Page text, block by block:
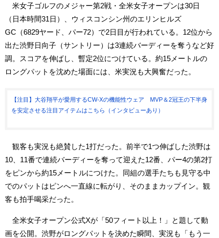
米女子ゴルフのメジャー第2戦・全米女子オープンは30日
（日本時間31日）、ウィスコンシン州のエリンヒルズ
GC（6829ヤード、パー72）で2日目が行われている。12位から
出た渋野日向子（サントリー）は3連続バーディーを奪うなど好
調。スコアを伸ばし、暫定2位につけている。約15メートルの
ロングパットを沈めた場面には、米実況も大興奮だった。
【注目】大谷翔平が愛用するCW-Xの機能性ウェア MVP＆2冠王の下半身
を安定させる注目アイテムはこちら（インタビューあり）
観客も実況も絶賛した1打だった。前半で1つ伸ばした渋野は
10、11番で連続バーディーを奪って迎えた12番、パー4の第2打
をピンから約15メートルにつけた。同組の選手たちも見守る中
でのパットはピンへ一直線に転がり、そのままカップイン。観
客も拍手喝采だった。
全米女子オープン公式Xが「50フィート以上！」と題して動
画を公開。渋野がロングパットを決めた瞬間、実況も「もう一